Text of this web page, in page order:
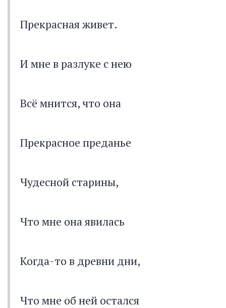
Прекрасная живет.
И мне в разлуке с нею
Всё мнится, что она
Прекрасное преданье
Чудесной старины,
Что мне она явилась
Когда-то в древни дни,
Что мне об ней остался